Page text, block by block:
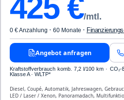
425€/mtl.
0 € Anzahlung · 60 Monate ·
Angebot anfragen
Kraftstoffverbrauch komb. 7,2 l/100 km ·
Klasse A · WLTP*
Diesel, Coupé, Automatik, Jahreswagen,
LED / Laser / Xenon, Panoramadach,